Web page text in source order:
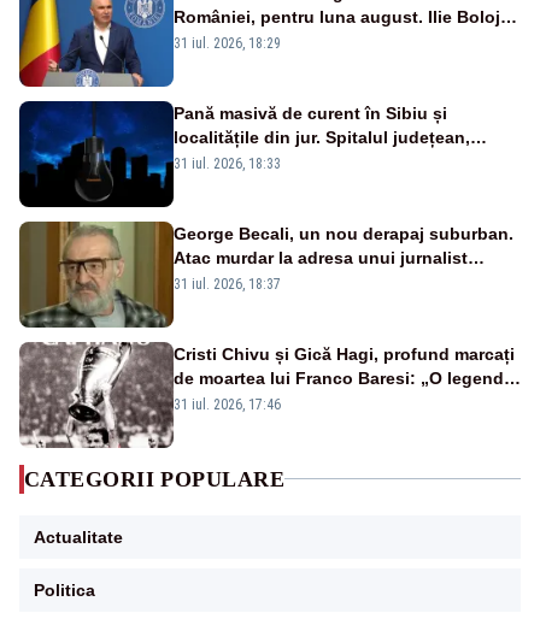
României, pentru luna august. Ilie Bolojan
a anunțat importuri și posibile restricții –
31 iul. 2026, 18:29
Pană masivă de curent în Sibiu și
localitățile din jur. Spitalul județean,
semafoarele, rețelele de telefonie, grav
31 iul. 2026, 18:33
George Becali, un nou derapaj suburban.
Atac murdar la adresa unui jurnalist
sportiv – AUDIO
31 iul. 2026, 18:37
Cristi Chivu și Gică Hagi, profund marcați
de moartea lui Franco Baresi: „O legendă
a fotbalului mondial”
31 iul. 2026, 17:46
CATEGORII POPULARE
Actualitate
Politica